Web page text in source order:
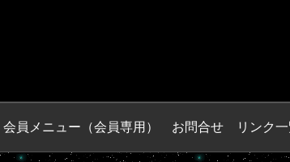
会員メニュー（会員専用） お問合せ リンク